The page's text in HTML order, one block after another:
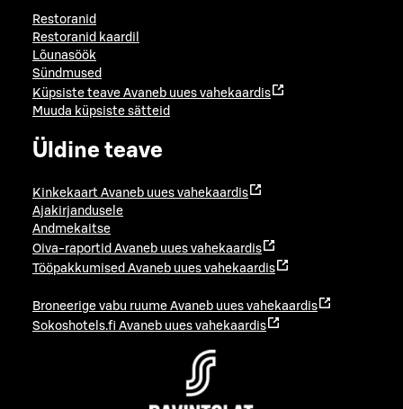
Restoranid
Restoranid kaardil
Lõunasöök
Sündmused
Küpsiste teave Avaneb uues vahekaardis
Muuda küpsiste sätteid
Üldine teave
Kinkekaart Avaneb uues vahekaardis
Ajakirjandusele
Andmekaitse
Oiva-raportid Avaneb uues vahekaardis
Tööpakkumised Avaneb uues vahekaardis
Broneerige vabu ruume Avaneb uues vahekaardis
Sokoshotels.fi Avaneb uues vahekaardis